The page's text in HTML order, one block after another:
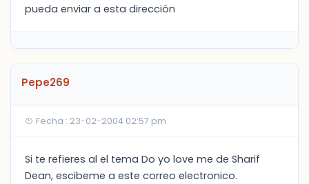
pueda enviar a esta dirección
Pepe269
Fecha : 23-02-2004 02:57 pm
Si te refieres al el tema Do yo love me de Sharif
Dean, escibeme a este correo electronico.